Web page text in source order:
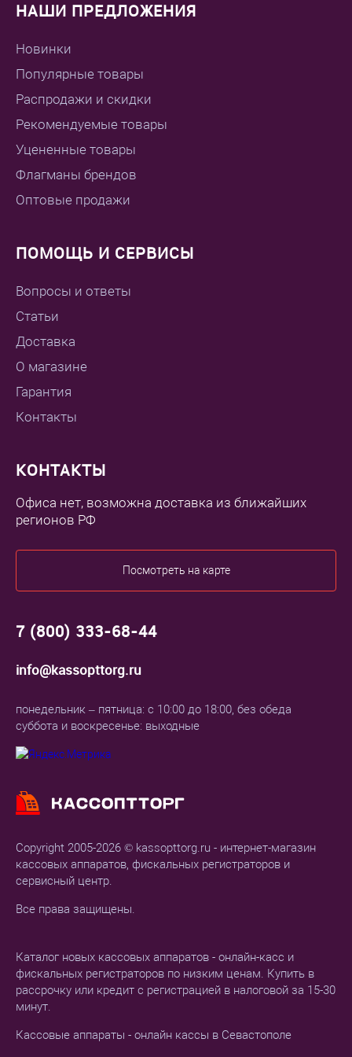
НАШИ ПРЕДЛОЖЕНИЯ
Новинки
Популярные товары
Распродажи и скидки
Рекомендуемые товары
Уцененные товары
Флагманы брендов
Оптовые продажи
ПОМОЩЬ И СЕРВИСЫ
Вопросы и ответы
Статьи
Доставка
О магазине
Гарантия
Контакты
Copyright 2005-2026 © kassopttorg.ru - интернет-магазин
кассовых аппаратов, фискальных регистраторов и
сервисный центр.
Все права защищены.
Каталог новых кассовых аппаратов - онлайн-касс и
фискальных регистраторов по низким ценам. Купить в
рассрочку или кредит с регистрацией в налоговой за 15-30
минут.
Кассовые аппараты - онлайн кассы в Севастополе
КОНТАКТЫ
Офиса нет, возможна доставка из ближайших
регионов РФ
Посмотреть на карте
7 (800) 333-68-44
info@kassopttorg.ru
понедельник – пятница: с 10:00 до 18:00, без обеда
суббота и воскресенье: выходные